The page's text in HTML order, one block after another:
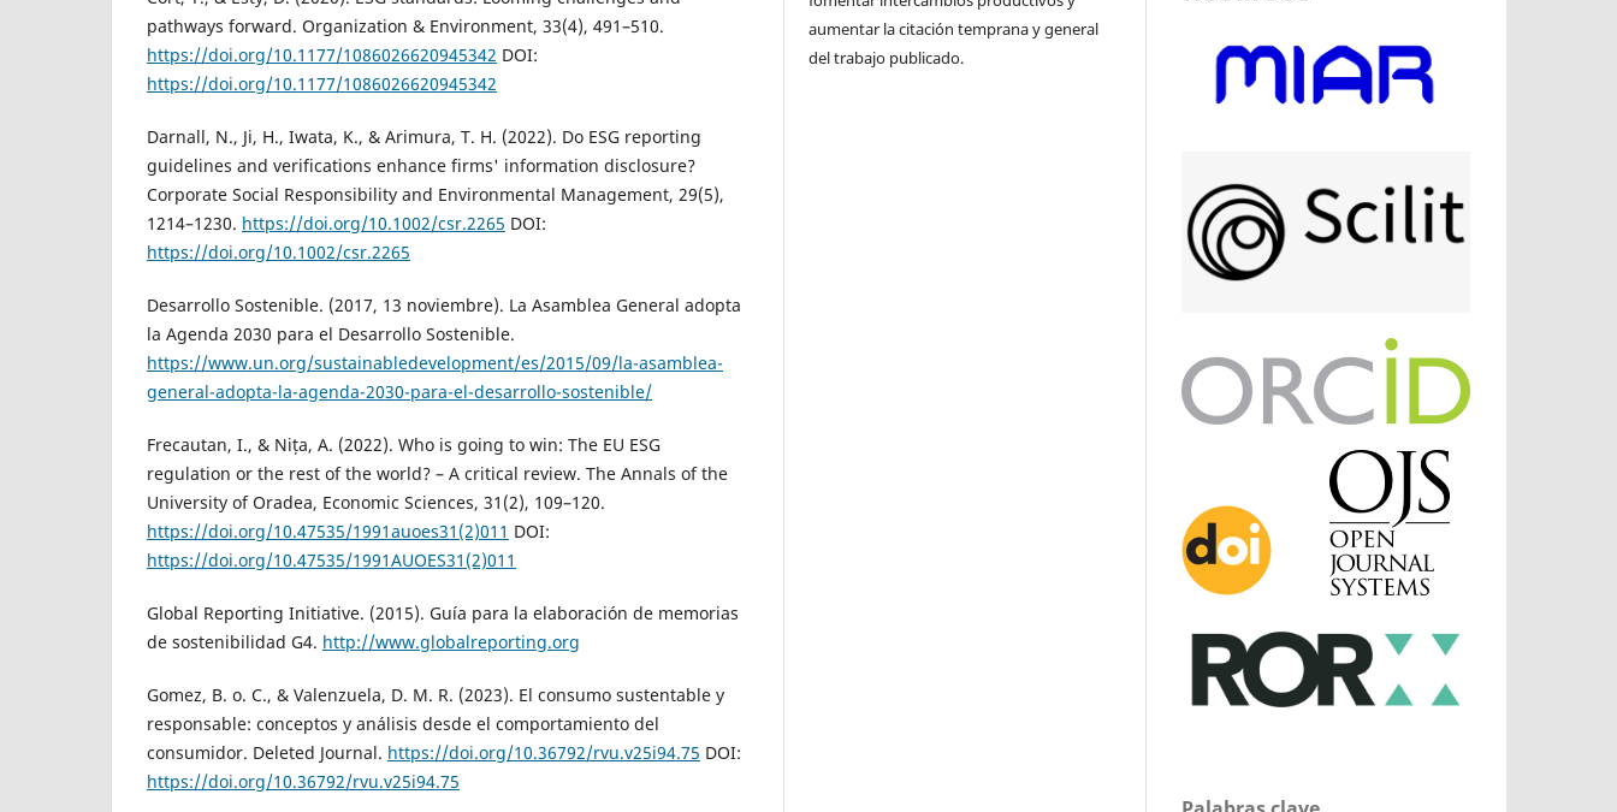
pathways forward. Organization & Environment, 33(4), 491–510.
https://doi.org/10.1177/1086026620945342 DOI:
https://doi.org/10.1177/1086026620945342
Darnall, N., Ji, H., Iwata, K., & Arimura, T. H. (2022). Do ESG reporting
guidelines and verifications enhance firms' information disclosure?
Corporate Social Responsibility and Environmental Management, 29(5),
1214–1230. https://doi.org/10.1002/csr.2265 DOI:
https://doi.org/10.1002/csr.2265
Desarrollo Sostenible. (2017, 13 noviembre). La Asamblea General adopta
la Agenda 2030 para el Desarrollo Sostenible.
https://www.un.org/sustainabledevelopment/es/2015/09/la-asamblea-
general-adopta-la-agenda-2030-para-el-desarrollo-sostenible/
Frecautan, I., & Nița, A. (2022). Who is going to win: The EU ESG
regulation or the rest of the world? – A critical review. The Annals of the
University of Oradea, Economic Sciences, 31(2), 109–120.
https://doi.org/10.47535/1991auoes31(2)011 DOI:
https://doi.org/10.47535/1991AUOES31(2)011
Global Reporting Initiative. (2015). Guía para la elaboración de memorias
de sostenibilidad G4. http://www.globalreporting.org
Gomez, B. o. C., & Valenzuela, D. M. R. (2023). El consumo sustentable y
responsable: conceptos y análisis desde el comportamiento del
consumidor. Deleted Journal. https://doi.org/10.36792/rvu.v25i94.75 DOI:
https://doi.org/10.36792/rvu.v25i94.75
aumentar la citación temprana y general
del trabajo publicado.